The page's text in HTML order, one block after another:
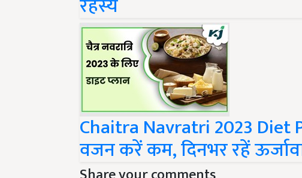
Chaitra Navratri 2023 Diet
वजन करें कम, दिनभर रहें
Share your comments